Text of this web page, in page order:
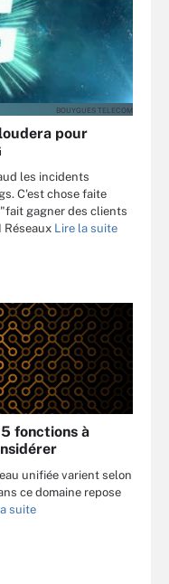
BOUYGUES TELECOM
pour
les incidents
C'est chose faite
gagner des clients
Lire la suite
fonctions à
unifiée varient selon
ce domaine repose
suite